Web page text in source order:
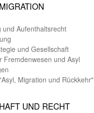
und Aufent­halts­recht
und Gesell­schaft
Fremden­wesen und Asyl
Migration und Rückkehr"
UND RECHT